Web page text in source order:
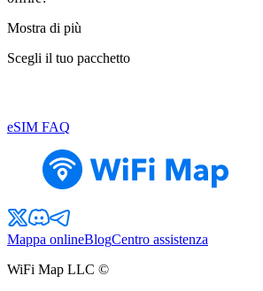
Mostra di più
Scegli il tuo pacchetto
eSIM FAQ
Mappa onlineBlogCentro assistenza
WiFi Map LLC ©